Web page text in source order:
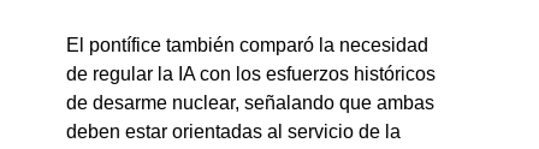
El pontífice también comparó la necesidad
de regular la IA con los esfuerzos históricos
de desarme nuclear, señalando que ambas
deben estar orientadas al servicio de la